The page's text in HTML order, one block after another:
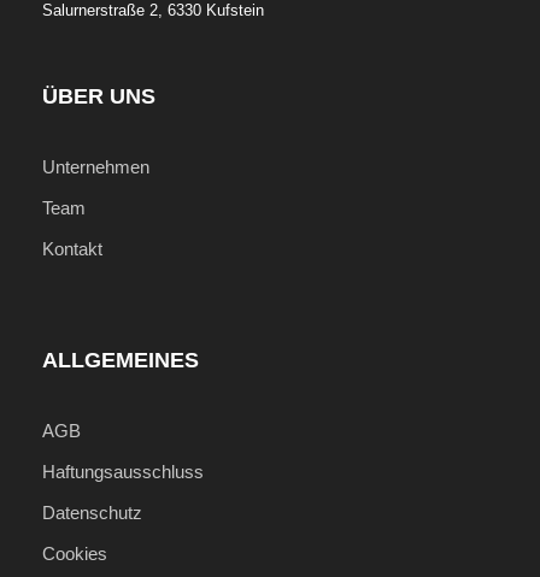
Salurnerstraße 2, 6330 Kufstein
ÜBER UNS
Unternehmen
Team
Kontakt
ALLGEMEINES
AGB
Haftungsausschluss
Datenschutz
Cookies